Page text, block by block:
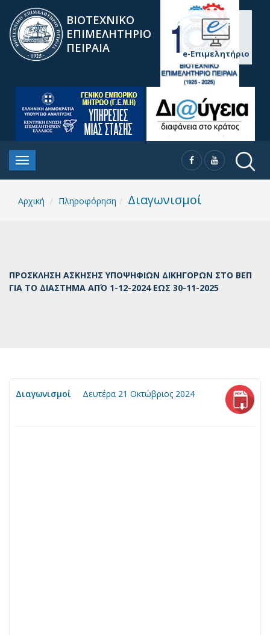
ΒΙΟΤΕΧΝΙΚΟ
ΕΠΙΜΕΛΗΤΗΡΙΟ
ΠΕΙΡΑΙΑ
e-Επιμελητήριο
Αρχική Πληροφόρηση Διαγωνισμοί
ΠΡΟΣΚΛΗΣΗ ΑΣΚΗΣΗΣ ΥΠΟΨΗΦΙΩΝ ΔΙΚΗΓΟΡΩΝ ΣΤΟ ΒΕΠ
ΓΙΑ ΤΟ ΔΙΑΣΤΗΜΑ ΑΠΌ 1-12-2024 ΕΩΣ 30-11-2025
Διαγωνισμοί Δευτέρα 21 Οκτώβριος 2024